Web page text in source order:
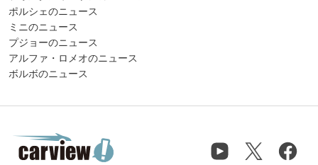
ポルシェのニュース
ミニのニュース
プジョーのニュース
アルファ・ロメオのニュース
ボルボのニュース